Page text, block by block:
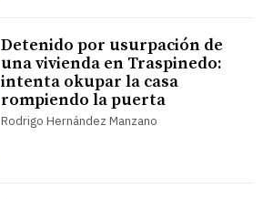
Detenido por usurpación de
una vivienda en Traspinedo:
intenta okupar la casa
rompiendo la puerta
Rodrigo Hernández Manzano